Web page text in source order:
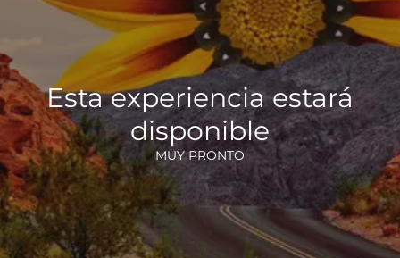
Esta experiencia estará
disponible
MUY PRONTO